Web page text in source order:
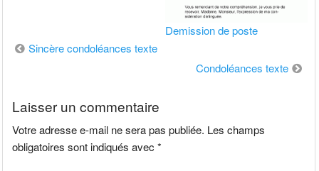
Demission de poste
Navigation
Sincère condoléances texte
Condoléances texte
Laisser un commentaire
Votre adresse e-mail ne sera pas publiée. Les champs
obligatoires sont indiqués avec*